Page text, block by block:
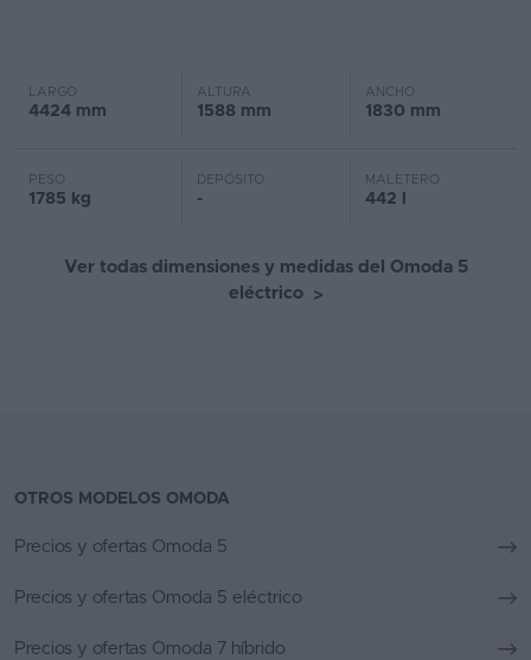
LARGO
4424 mm
ALTURA
1588 mm
ANCHO
1830 mm
PESO
1785 kg
DEPÓSITO
-
MALETERO
442 l
Ver todas dimensiones y medidas del Omoda 5
eléctrico
>
OTROS MODELOS OMODA
Precios y ofertas Omoda 5
Precios y ofertas Omoda 5 eléctrico
Precios y ofertas Omoda 7 híbrido